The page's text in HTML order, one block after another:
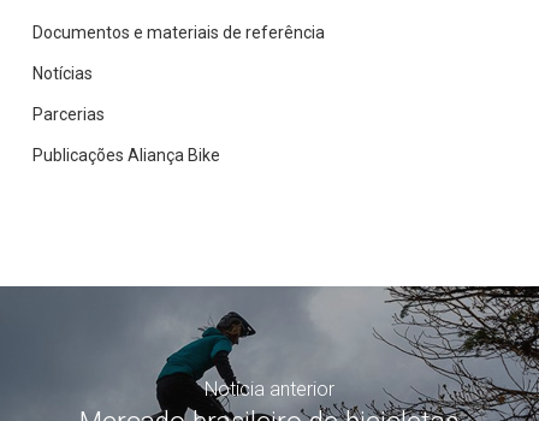
Documentos e materiais de referência
Notícias
Parcerias
Publicações Aliança Bike
Notícia anterior